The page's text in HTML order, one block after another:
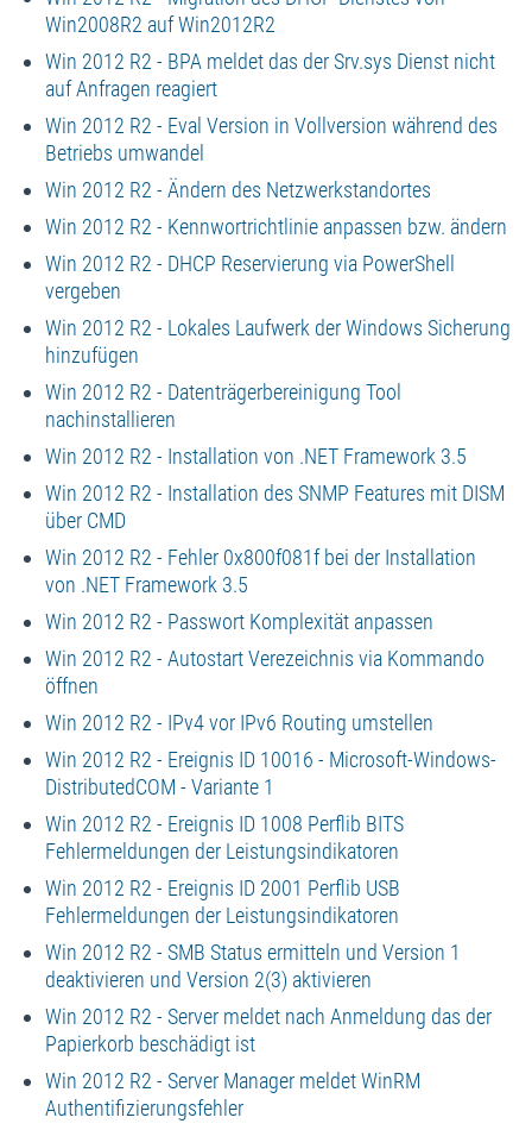
Win2008R2 auf Win2012R2
Win 2012 R2 - BPA meldet das der Srv.sys Dienst nicht
auf Anfragen reagiert
Win 2012 R2 - Eval Version in Vollversion während des
Betriebs umwandel
Win 2012 R2 - Ändern des Netzwerkstandortes
Win 2012 R2 - Kennwortrichtlinie anpassen bzw. ändern
Win 2012 R2 - DHCP Reservierung via PowerShell
vergeben
Win 2012 R2 - Lokales Laufwerk der Windows Sicherung
hinzufügen
Win 2012 R2 - Datenträgerbereinigung Tool
nachinstallieren
Win 2012 R2 - Installation von .NET Framework 3.5
Win 2012 R2 - Installation des SNMP Features mit DISM
über CMD
Win 2012 R2 - Fehler 0x800f081f bei der Installation
von .NET Framework 3.5
Win 2012 R2 - Passwort Komplexität anpassen
Win 2012 R2 - Autostart Verezeichnis via Kommando
öffnen
Win 2012 R2 - IPv4 vor IPv6 Routing umstellen
Win 2012 R2 - Ereignis ID 10016 - Microsoft-Windows-
DistributedCOM - Variante 1
Win 2012 R2 - Ereignis ID 1008 Perflib BITS
Fehlermeldungen der Leistungsindikatoren
Win 2012 R2 - Ereignis ID 2001 Perflib USB
Fehlermeldungen der Leistungsindikatoren
Win 2012 R2 - SMB Status ermitteln und Version 1
deaktivieren und Version 2(3) aktivieren
Win 2012 R2 - Server meldet nach Anmeldung das der
Papierkorb beschädigt ist
Win 2012 R2 - Server Manager meldet WinRM
Authentifizierungsfehler